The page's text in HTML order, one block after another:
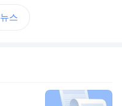
뉴스